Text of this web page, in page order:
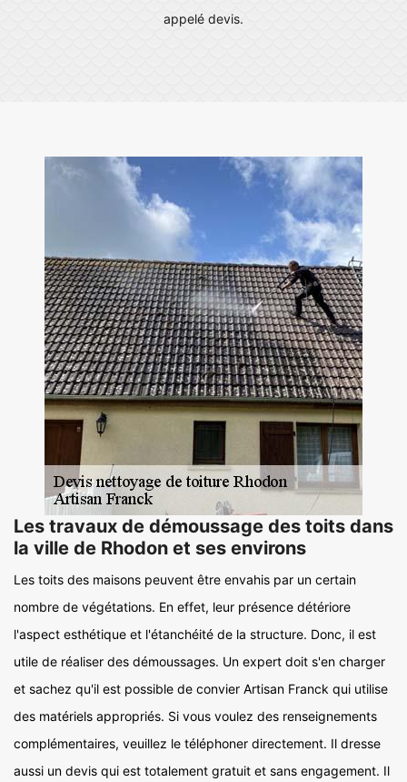
appelé devis.
Les travaux de démoussage des toits dans
la ville de Rhodon et ses environs
Les toits des maisons peuvent être envahis par un certain
nombre de végétations. En effet, leur présence détériore
l'aspect esthétique et l'étanchéité de la structure. Donc, il est
utile de réaliser des démoussages. Un expert doit s'en charger
et sachez qu'il est possible de convier Artisan Franck qui utilise
des matériels appropriés. Si vous voulez des renseignements
complémentaires, veuillez le téléphoner directement. Il dresse
aussi un devis qui est totalement gratuit et sans engagement. Il